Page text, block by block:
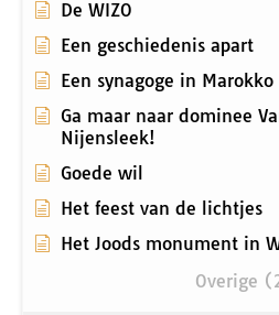
De WIZO
Een geschiedenis apart
Een synagoge in Marokko
Ga maar naar dominee
Nijensleek!
Goede wil
Het feest van de lichtjes
Het Joods monument in
Overige